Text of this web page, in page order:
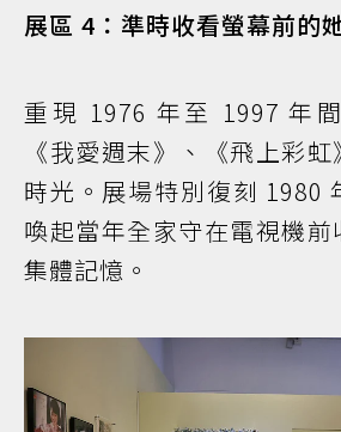
展區 4：準時收看螢幕前的
重現 1976 年至 1997 年
《我愛週末》、《飛上彩
時光。展場特別復刻 1980
喚起當年全家守在電視機
集體記憶。